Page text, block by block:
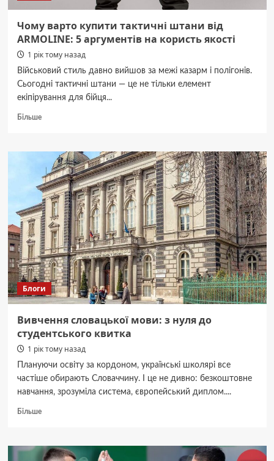
Чому варто купити тактичні штани від
ARMOLINE: 5 аргументів на користь якості
1 рік тому назад
Військовий стиль давно вийшов за межі казарм і полігонів.
Сьогодні тактичні штани — це не тільки елемент
екіпірування для бійця...
БільшеДокладніше
варто
купити
тактичні
штани
від
ARMOLINE:
5
аргументів
на
користь
якості
Блоги
Вивчення словацької мови: з нуля до
студентського квитка
1 рік тому назад
Плануючи освіту за кордоном, українські школярі все
частіше обирають Словаччину. І це не дивно: безкоштовне
навчання, зрозуміла система, європейський диплом....
БільшеДокладніше
словацької
мови: